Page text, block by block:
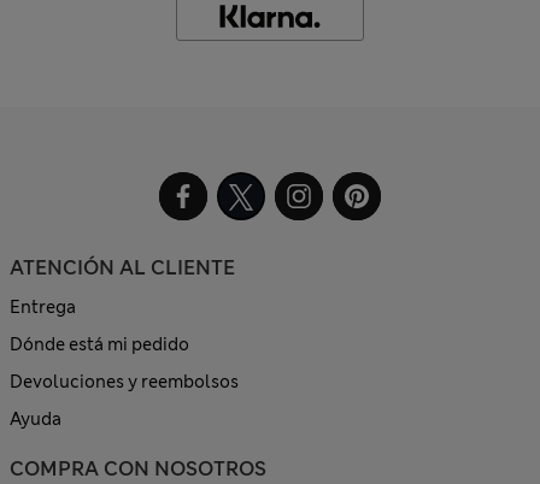
ATENCIÓN AL CLIENTE
Entrega
Dónde está mi pedido
Devoluciones y reembolsos
Ayuda
COMPRA CON NOSOTROS